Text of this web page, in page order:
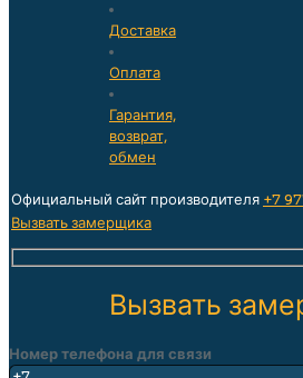
Доставка
Оплата
Гарантия,
возврат,
обмен
Официальный сайт производителя +7
Вызвать замерщика
Вызвать
Номер телефона для связи